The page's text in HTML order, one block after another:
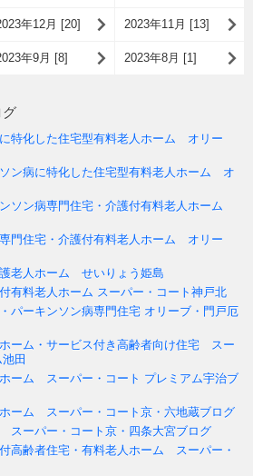
年12月 [20] 2023年11月 [13]
年9月 [8] 2023年8月 [1]
グ
特化した住宅型有料老人ホーム オリー
ン病に特化した住宅型有料老人ホーム オ
ソン病専門住宅・介護付有料老人ホーム
門住宅・介護付有料老人ホーム オリー
老人ホーム せいりょう姫島
有料老人ホーム スーパー・コート神戸北
パーキンソン病専門住宅 オリーブ・門戸厄
ーム・サービス付き高齢者向け住宅 スー
田
ーム スーパー・コート プレミアム宇治ブ
ーム スーパー・コート京・六地蔵ブログ
スーパー・コート京・四条大宮ブログ
高齢者住宅・有料老人ホーム スーパー・